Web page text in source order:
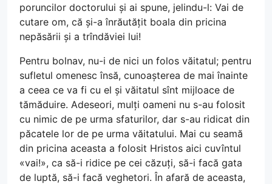
poruncilor doctorului și ai spune, jelindu-l: Vai de
cutare om, că și-a înrăutățit boala din pricina
nepăsării și a trîndăviei lui!
Pentru bolnav, nu-i de nici un folos văitatul; pentru
sufletul omenesc însă, cunoașterea de mai înainte
a ceea ce va fi cu el și văitatul sînt mijloace de
tămăduire. Adeseori, mulți oameni nu s-au folosit
cu nimic de pe urma sfaturilor, dar s-au ridicat din
păcatele lor de pe urma văitatului. Mai cu seamă
din pricina aceasta a folosit Hristos aici cuvîntul
«vai!», ca să-i ridice pe cei căzuți, să-i facă gata
de luptă, să-i facă veghetori. În afară de aceasta,